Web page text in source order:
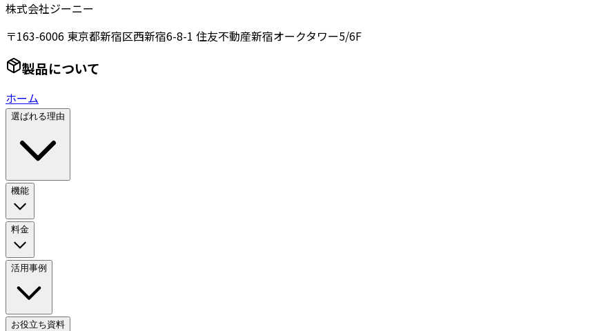
株式会社ジーニー
〒163-6006 東京都新宿区西新宿6-8-1 住友不動産新宿オークタワー5/6F
製品について
ホーム
選ばれる理由
機能
料金
活用事例
お役立ち資料